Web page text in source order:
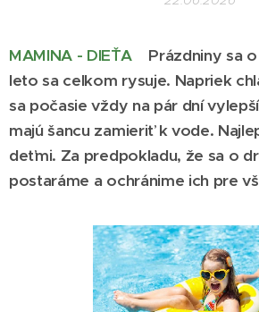
MAMINA - DIEŤA
Prázdniny sa
leto sa celkom rysuje. Napriek
sa počasie vždy na pár dní
majú šancu zamieriť k vode.
deťmi. Za predpokladu, že sa o
postaráme a ochránime ich pre